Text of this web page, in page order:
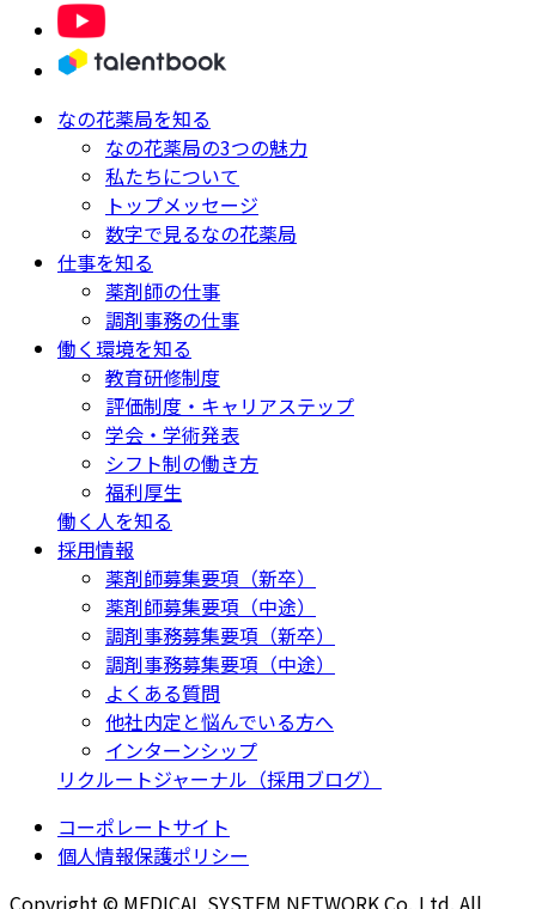
なの花薬局を知る
なの花薬局の3つの魅力
私たちについて
トップメッセージ
数字で見るなの花薬局
仕事を知る
薬剤師の仕事
調剤事務の仕事
働く環境を知る
教育研修制度
評価制度・キャリアステップ
学会・学術発表
シフト制の働き方
福利厚生
働く人を知る
採用情報
薬剤師募集要項（新卒）
薬剤師募集要項（中途）
調剤事務募集要項（新卒）
調剤事務募集要項（中途）
よくある質問
他社内定と悩んでいる方へ
インターンシップ
リクルートジャーナル（採用ブログ）
コーポレートサイト
個人情報保護ポリシー
Copyright © MEDICAL SYSTEM NETWORK Co.,Ltd. All